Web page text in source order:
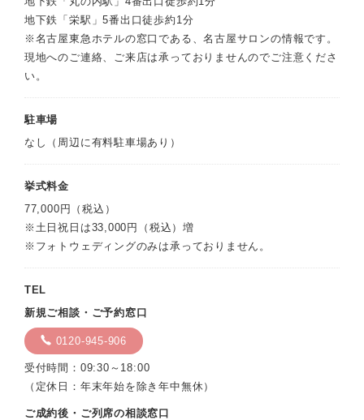
地下鉄「栄駅」5番出口徒歩約1分
※名古屋東急ホテルの窓口である、名古屋サロンの情報です。
現地へのご連絡、ご来店は承っておりませんのでご注意くださ
い。
駐車場
なし（周辺に有料駐車場あり）
挙式料金
77,000円（税込）
※土日祝日は33,000円（税込）増
※フォトウェディングのみは承っておりません。
TEL
新規ご相談・ご予約窓口
0120-945-906
受付時間：09:30～18:00
（定休日：年末年始を除き年中無休）
ご成約後・ご列席の相談窓口